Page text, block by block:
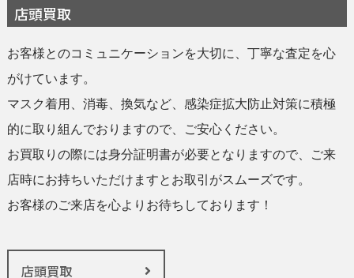
店頭買取
お客様とのコミュニケーションを大切に、丁寧な査定を心
がけています。
マスク着用、消毒、換気など、感染症拡大防止対策に積極
的に取り組んでおりますので、ご安心ください。
お買取りの際には身分証明書が必要となりますので、ご来
店時にお持ちいただけますとお取引がスムーズです。
お客様のご来店を心よりお待ちしております！
店頭買取